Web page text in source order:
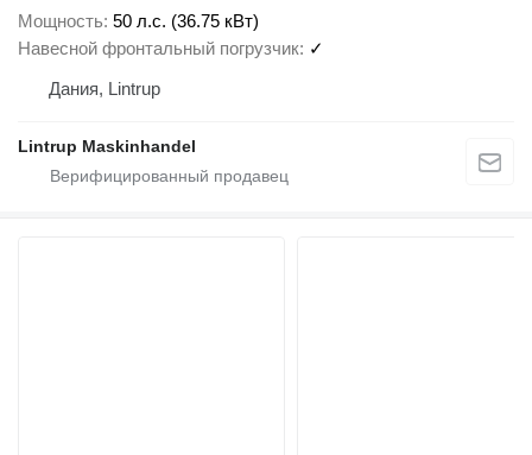
Мощность 50 л.с. (36.75 кВт)
Навесной фронтальный погрузчик ✓
Дания, Lintrup
Lintrup Maskinhandel